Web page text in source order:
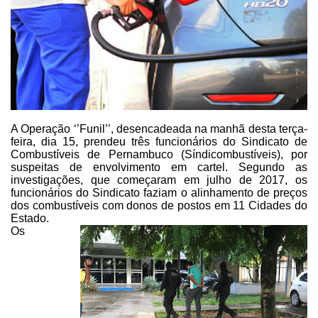
A Operação ‘’Funil’’, desencadeada na manhã desta terça-
feira, dia 15, prendeu três funcionários do Sindicato de
Combustíveis de Pernambuco(Síndicombustíveis), por
suspeitas de envolvimento em cartel. Segundo as
investigações, que começaram em julho de 2017, os
funcionários do Sindicato faziam o alinhamento de preços
dos combustíveis com donos de postos em 11 Cidades do
Estado.
Os